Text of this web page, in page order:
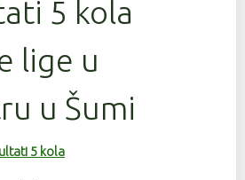
5 kola
lige u
u Šumi
5 kola